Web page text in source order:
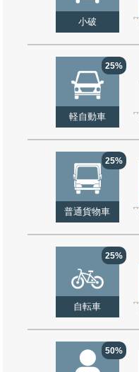
小破
25%
軽自動車
25%
普通貨物車
25%
自転車
50%